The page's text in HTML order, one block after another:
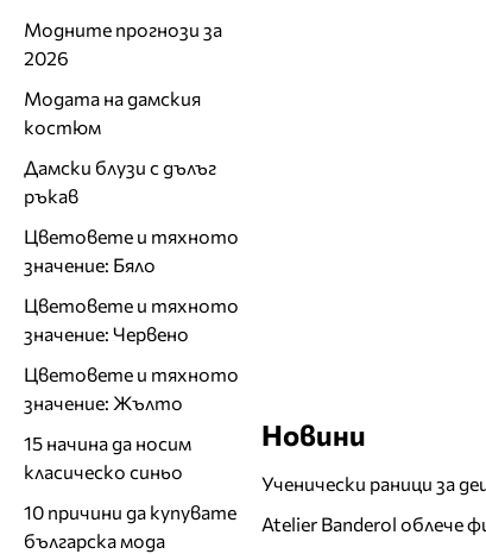
Новини
Ученически раници за
Atelier Banderol облече
Модните прогнози за
2026
Модата на дамския
костюм
Дамски блузи с дълъг
ръкав
Цветовете и тяхното
значение: Бяло
Цветовете и тяхното
значение: Червено
Цветовете и тяхното
значение: Жълто
15 начина да носим
класическо синьо
10 причини да купувате
българска мода